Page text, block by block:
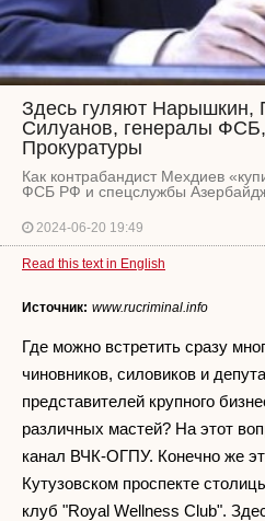
Здесь гуляют Нарышкин,
Силуанов, генералы
Прокуратуры
Как контрабандист Мехдиев
ФСБ РФ и спецслужбы
2024-06-20 19:49
Read this text in English
Источник: www.rucriminal.info
Где можно встретить сразу
чиновников, силовиков и
представителей крупного
различных мастей? На этот
канал ВЧК-ОГПУ. Конечно же
Кутузовском проспекте
клуб "Royal Wellness Сlub".